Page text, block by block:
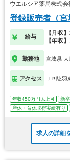
ウエルシア薬局株式
登録販売者（宮
給与
【月収
【年収
勤務地 宮城県 大
アクセス ＪＲ陸羽
年収450万円以上可 新
産休・育休取得実績有り
求人の詳細